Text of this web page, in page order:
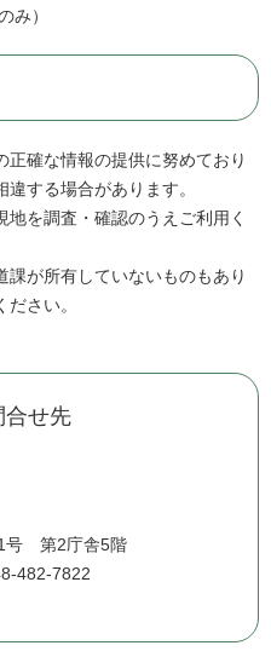
み）
確な情報の提供に努めており
する場合があります。
を調査・確認のうえご利用く
が所有していないものもあり
さい。
合せ先
号 第2庁舎5階
482-7822